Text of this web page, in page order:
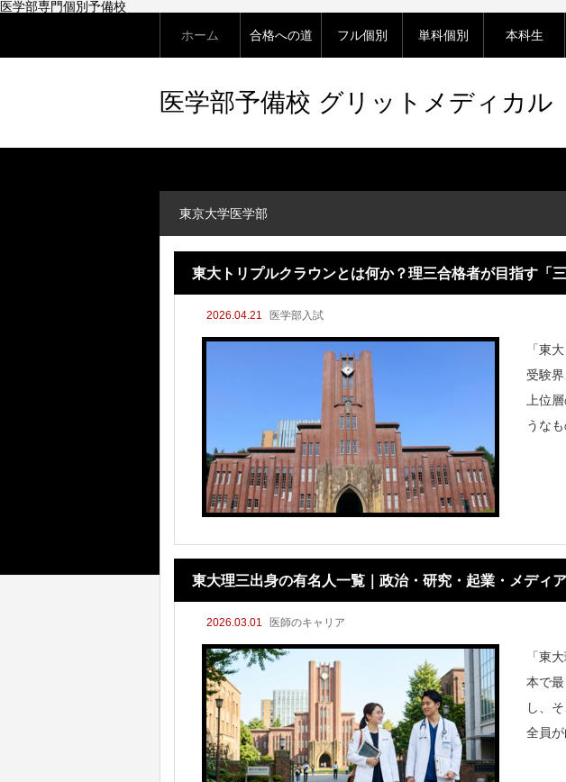
医学部専門個別予備校
ホーム
合格への道 フル個別 単科個別 本科生
医学部予備校 グリットメディカル
東京大学医学部
東大トリプルクラウンとは何か？理三合格者が目指す「
解説
2026.04.21 医学部入試
「東
受験
上位
うな
東大理三出身の有名人一覧｜政治・研究・起業・メディ
2026.03.01 医師のキャリア
「東
本で
し、
全員